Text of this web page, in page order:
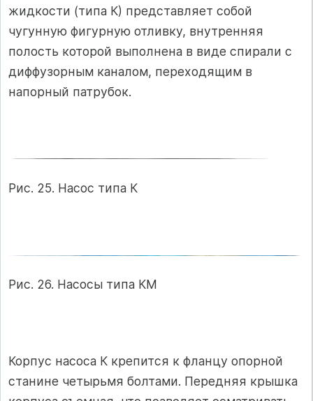
жидкости (типа К) представляет собой
чугунную фигурную отливку, внутренняя
полость которой выполнена в виде спирали с
диффузорным каналом, переходящим в
напорный патрубок.
Рис. 25. Насос типа К
Рис. 26. Насосы типа КМ
Корпус насоса К крепится к фланцу опорной
станине четырьмя болтами. Передняя крышка